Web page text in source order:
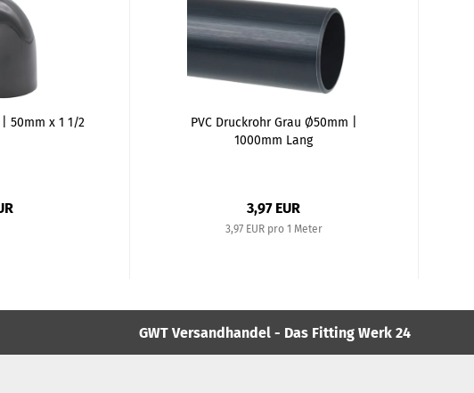
50mm x 1 1/2
PVC Druckrohr Grau Ø50mm |
1000mm Lang
3,97 EUR
3,97 EUR pro 1 Meter
GWT Versandhandel - Das Fitting Werk 24